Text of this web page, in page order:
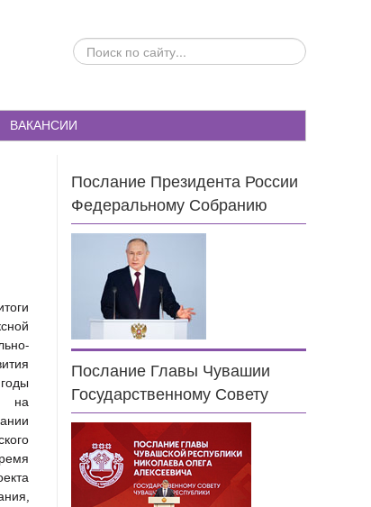
ПОИСК
ПО
ВАКАНСИИ
на
Послание Президента России
Федеральному Собранию
Послание Главы Чувашии
Государственному Совету